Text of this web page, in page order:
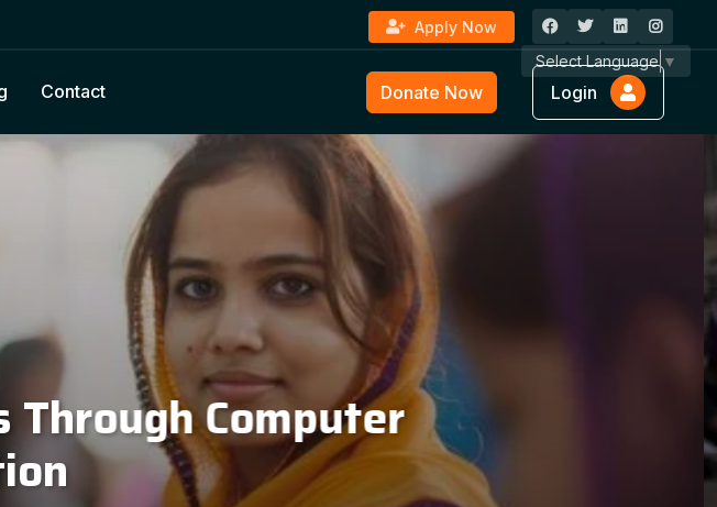
Apply Now
Select Language ▼
Contact Donate Now Login
with Nature &